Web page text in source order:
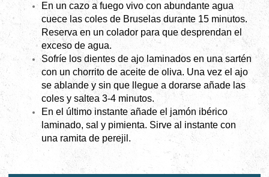
En un cazo a fuego vivo con abundante agua
cuece las coles de Bruselas durante 15 minutos.
Reserva en un colador para que desprendan el
exceso de agua.
Sofríe los dientes de ajo laminados en una sartén
con un chorrito de aceite de oliva. Una vez el ajo
se ablande y sin que llegue a dorarse añade las
coles y saltea 3-4 minutos.
En el último instante añade el jamón ibérico
laminado, sal y pimienta. Sirve al instante con
una ramita de perejil.